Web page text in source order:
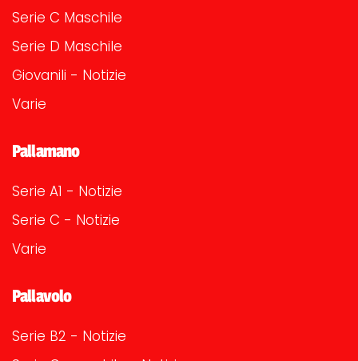
Serie C Maschile
Serie D Maschile
Giovanili - Notizie
Varie
Pallamano
Serie A1 - Notizie
Serie C - Notizie
Varie
Pallavolo
Serie B2 - Notizie